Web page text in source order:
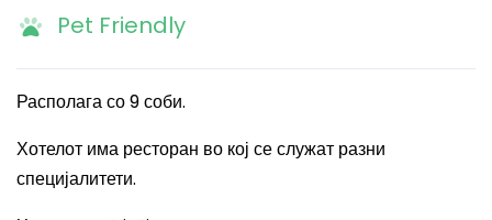
Pet Friendly
Располага со 9 соби.
Хотелот има ресторан во кој се служат разни
специјалитети.